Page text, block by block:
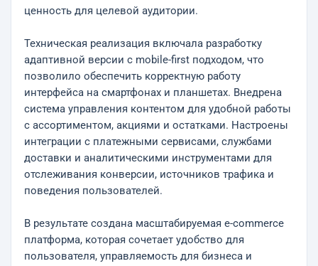
ценность для целевой аудитории.
Техническая реализация включала разработку
адаптивной версии с mobile-first подходом, что
позволило обеспечить корректную работу
интерфейса на смартфонах и планшетах. Внедрена
система управления контентом для удобной работы
с ассортиментом, акциями и остатками. Настроены
интеграции с платежными сервисами, службами
доставки и аналитическими инструментами для
отслеживания конверсии, источников трафика и
поведения пользователей.
В результате создана масштабируемая e-commerce
платформа, которая сочетает удобство для
пользователя, управляемость для бизнеса и